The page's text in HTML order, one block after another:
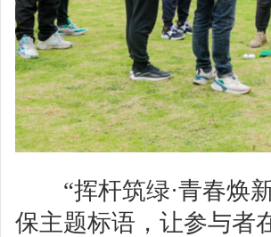
“挥杆筑绿·青春焕新
保主题标语，让参与者